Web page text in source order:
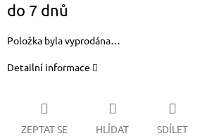
cena:
do 7 dnů
Položka byla vyprodána…
Detailní informace
ZEPTAT SE HLÍDAT SDÍLET